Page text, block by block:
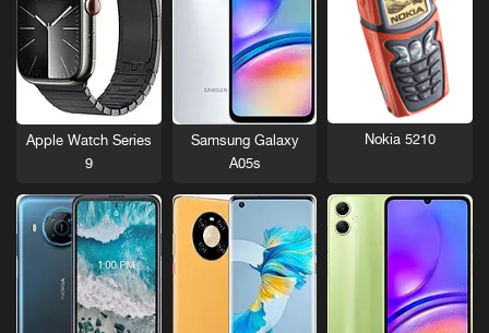
Nokia 5210
Samsung Galaxy
A05s
Apple Watch Series
9